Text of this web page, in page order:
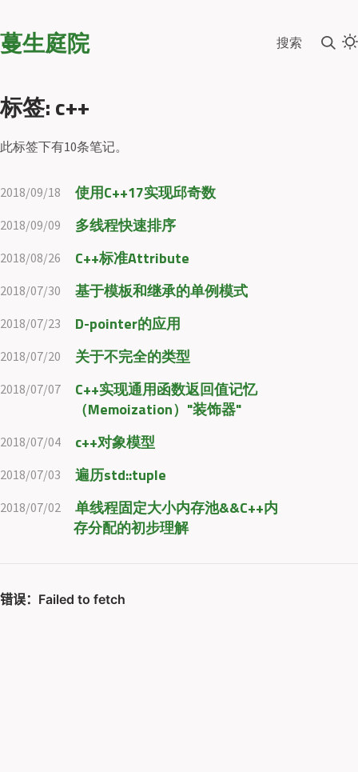
蔓生庭院 搜索
标签: c++
此标签下有10条笔记。
2018/09/18 使用C++17实现邱奇数
2018/09/09 多线程快速排序
2018/08/26 C++标准Attribute
2018/07/30 基于模板和继承的单例模式
2018/07/23 D-pointer的应用
2018/07/20 关于不完全的类型
2018/07/07
C++实现通用函数返回值记忆
（Memoization）"装饰器"
2018/07/04 c++对象模型
2018/07/03 遍历std::tuple
2018/07/02
单线程固定大小内存池&&C++内
存分配的初步理解